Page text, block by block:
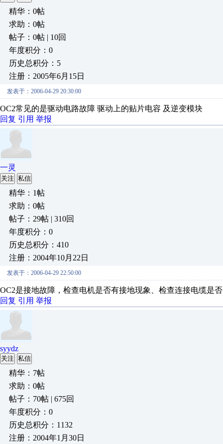
精华：0帖
求助：0帖
帖子：0帖 | 10回
年度积分：0
历史总积分：5
注册：2005年6月15日
发表于：2006-04-29 20:30:00
OC2常见的是驱动电路故障 驱动上的贴片电容 及逆变模块
回复 引用 举报
一灵
关注 私信
精华：1帖
求助：0帖
帖子：29帖 | 310回
年度积分：0
历史总积分：410
注册：2004年10月22日
发表于：2006-04-29 22:50:00
OC2是接地故障，检查电机是否有接地现象、检查连接电缆是
回复 引用 举报
syydz
关注 私信
精华：7帖
求助：0帖
帖子：70帖 | 675回
年度积分：0
历史总积分：1132
注册：2004年1月30日